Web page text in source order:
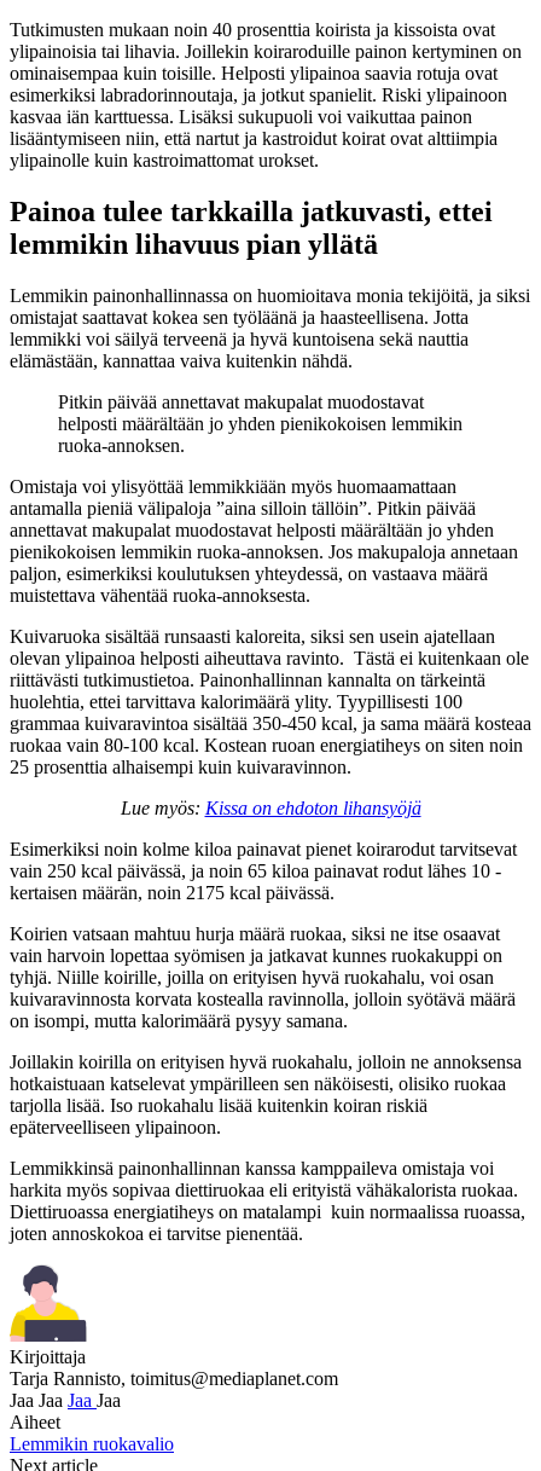
Tutkimusten mukaan noin 40 prosenttia koirista ja kissoista ovat
ylipainoisia tai lihavia. Joillekin koiraroduille painon kertyminen on
ominaisempaa kuin toisille. Helposti ylipainoa saavia rotuja ovat
esimerkiksi labradorinnoutaja, ja jotkut spanielit. Riski ylipainoon
kasvaa iän karttuessa. Lisäksi sukupuoli voi vaikuttaa painon
lisääntymiseen niin, että nartut ja kastroidut koirat ovat alttiimpia
ylipainolle kuin kastroimattomat urokset.
Painoa tulee tarkkailla jatkuvasti, ettei
lemmikin lihavuus pian yllätä
Lemmikin painonhallinnassa on huomioitava monia tekijöitä, ja siksi
omistajat saattavat kokea sen työläänä ja haasteellisena. Jotta
lemmikki voi säilyä terveenä ja hyvä kuntoisena sekä nauttia
elämästään, kannattaa vaiva kuitenkin nähdä.
Pitkin päivää annettavat makupalat muodostavat
helposti määrältään jo yhden pienikokoisen lemmikin
ruoka-annoksen.
Omistaja voi ylisyöttää lemmikkiään myös huomaamattaan
antamalla pieniä välipaloja ”aina silloin tällöin”. Pitkin päivää
annettavat makupalat muodostavat helposti määrältään jo yhden
pienikokoisen lemmikin ruoka-annoksen. Jos makupaloja annetaan
paljon, esimerkiksi koulutuksen yhteydessä, on vastaava määrä
muistettava vähentää ruoka-annoksesta.
Kuivaruoka sisältää runsaasti kaloreita, siksi sen usein ajatellaan
olevan ylipainoa helposti aiheuttava ravinto. Tästä ei kuitenkaan ole
riittävästi tutkimustietoa. Painonhallinnan kannalta on tärkeintä
huolehtia, ettei tarvittava kalorimäärä ylity. Tyypillisesti 100
grammaa kuivaravintoa sisältää 350-450 kcal, ja sama määrä kosteaa
ruokaa vain 80-100 kcal. Kostean ruoan energiatiheys on siten noin
25 prosenttia alhaisempi kuin kuivaravinnon.
Lue myös: Kissa on ehdoton lihansyöjä
Esimerkiksi noin kolme kiloa painavat pienet koirarodut tarvitsevat
vain 250 kcal päivässä, ja noin 65 kiloa painavat rodut lähes 10 -
kertaisen määrän, noin 2175 kcal päivässä.
Koirien vatsaan mahtuu hurja määrä ruokaa, siksi ne itse osaavat
vain harvoin lopettaa syömisen ja jatkavat kunnes ruokakuppi on
tyhjä. Niille koirille, joilla on erityisen hyvä ruokahalu, voi osan
kuivaravinnosta korvata kostealla ravinnolla, jolloin syötävä määrä
on isompi, mutta kalorimäärä pysyy samana.
Joillakin koirilla on erityisen hyvä ruokahalu, jolloin ne annoksensa
hotkaistuaan katselevat ympärilleen sen näköisesti, olisiko ruokaa
tarjolla lisää. Iso ruokahalu lisää kuitenkin koiran riskiä
epäterveelliseen ylipainoon.
Lemmikkinsä painonhallinnan kanssa kamppaileva omistaja voi
harkita myös sopivaa diettiruokaa eli erityistä vähäkalorista ruokaa.
Diettiruoassa energiatiheys on matalampi kuin normaalissa ruoassa,
joten annoskokoa ei tarvitse pienentää.
Kirjoittaja
Tarja Rannisto, toimitus@mediaplanet.com
Jaa Jaa Jaa Jaa
Aiheet
Lemmikin ruokavalio
Next article